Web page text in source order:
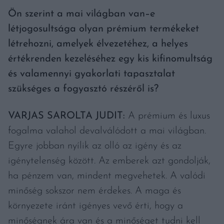
Ön szerint a mai világban van–e
létjogosultsága olyan prémium termékeket
létrehozni, amelyek élvezetéhez, a helyes
értékrenden kezeléséhez egy kis kifinomultság
és valamennyi gyakorlati tapasztalat
szükséges a fogyasztó részéről is?
VARJAS SAROLTA JUDIT: A prémium és luxus
fogalma valahol devalválódott a mai világban.
Egyre jobban nyílik az olló az igény és az
igénytelenség között. Az emberek azt gondolják,
ha pénzem van, mindent megvehetek. A valódi
minőség sokszor nem érdekes. A maga és
környezete iránt igényes vevő érti, hogy a
minőségnek ára van és a minőséget tudni kell